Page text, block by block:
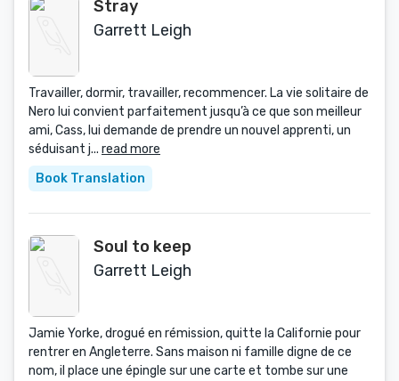
Stray
Garrett Leigh
Travailler, dormir, travailler, recommencer. La vie solitaire de
Nero lui convient parfaitement jusqu’à ce que son meilleur
ami, Cass, lui demande de prendre un nouvel apprenti, un
séduisant j... read more
Book Translation
Soul to keep
Garrett Leigh
Jamie Yorke, drogué en rémission, quitte la Californie pour
rentrer en Angleterre. Sans maison ni famille digne de ce
nom, il place une épingle sur une carte et tombe sur une